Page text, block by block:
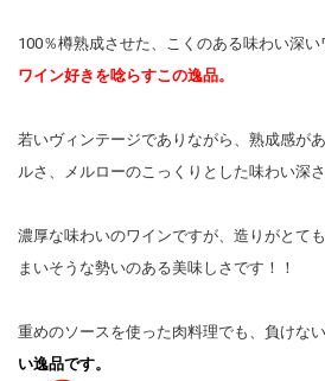
100％樽熟成させた、こくのある味わい深い
ワイン好きを唸らすこの逸品。
若いヴィンテージでありながら、熟成感が
ルさ、メルローのこっくりとした味わい深さ
濃厚な味わいのワインですが、造りがとて
まいそうな勢いのある美味しさです！！
重めのソースを使った肉料理でも、負けない
い逸品です。